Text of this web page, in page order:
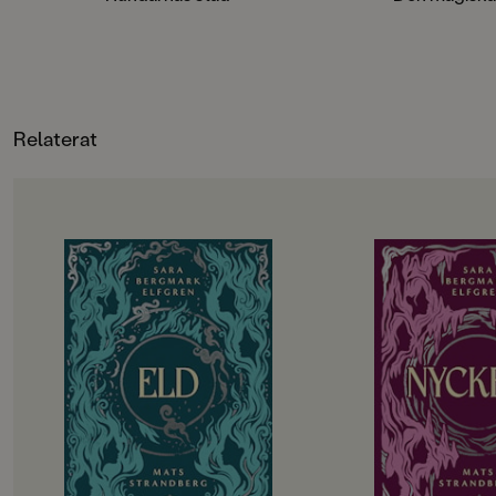
otroligt. Per
Relaterat
OM BOKEN
De utvalda ska börja andra året på
gymnasiet. Hela sommarlovet har
de hållit andan i väntan på
demonernas nästa drag. Men hotet
kommer från ett håll de aldrig
kunnat förutse. Det blir alltmer
uppenbart att något är väldigt,
väldigt fel i Engelsfors. Det
förflutna vävs ihop med nuet. De
levande möter de döda. De utvalda
OM BOKEN
Det har gått drygt
tragedin i
gympasal. De
att återhämta sig
vänds upp och ner
besvaras.
Lojaliteter prövas.
att rinna ut och till
utvalda bara vara
Allt kommer att